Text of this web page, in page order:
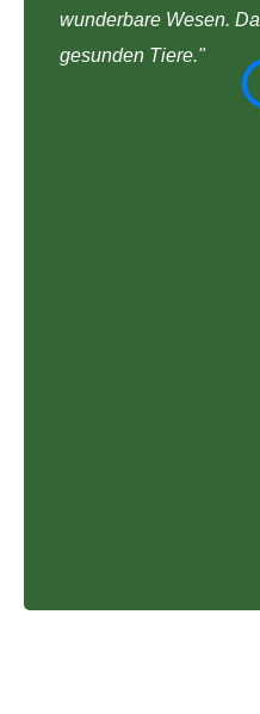
wunderbare Wesen.
gesunden Tiere."